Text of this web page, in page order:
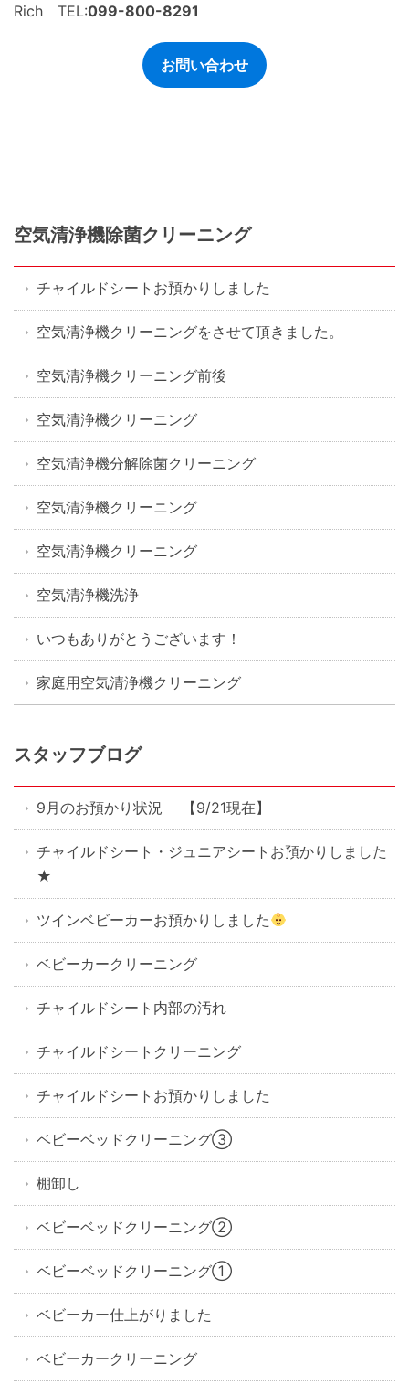
Rich TEL:099-800-8291
お問い合わせ
空気清浄機除菌クリーニング
チャイルドシートお預かりしました
空気清浄機クリーニングをさせて頂きました。
空気清浄機クリーニング前後
空気清浄機クリーニング
空気清浄機分解除菌クリーニング
空気清浄機クリーニング
空気清浄機クリーニング
空気清浄機洗浄
いつもありがとうございます！
家庭用空気清浄機クリーニング
スタッフブログ
9月のお預かり状況 【9/21現在】
チャイルドシート・ジュニアシートお預かりしました
★
ツインベビーカーお預かりしました
ベビーカークリーニング
チャイルドシート内部の汚れ
チャイルドシートクリーニング
チャイルドシートお預かりしました
ベビーベッドクリーニング③
棚卸し
ベビーベッドクリーニング②
ベビーベッドクリーニング①
ベビーカー仕上がりました
ベビーカークリーニング